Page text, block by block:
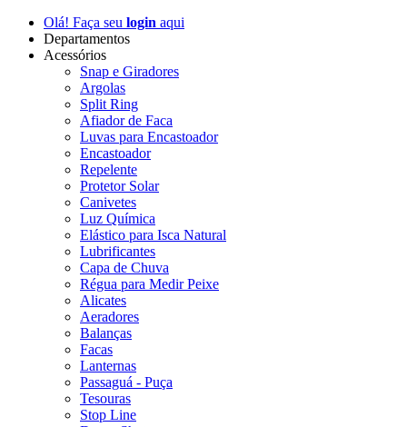
Olá! Faça seu login aqui
Departamentos
Acessórios
Snap e Giradores
Argolas
Split Ring
Afiador de Faca
Luvas para Encastoador
Encastoador
Repelente
Protetor Solar
Canivetes
Luz Química
Elástico para Isca Natural
Lubrificantes
Capa de Chuva
Régua para Medir Peixe
Alicates
Aeradores
Balanças
Facas
Lanternas
Passaguá - Puça
Tesouras
Stop Line